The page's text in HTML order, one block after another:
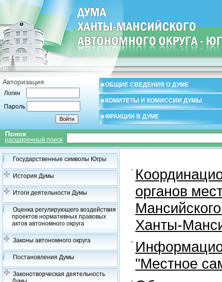
Авторизация
Логин
Пароль
ОБЩИЕ СВЕДЕНИЯ О ДУМЕ
КОМИТЕТЫ И КОМИССИИ ДУМЫ
ФРАКЦИИ В ДУМЕ
Поиск
расширенный поиск
Государственные символы Югры
История Думы
Итоги деятельности Думы
Оценка регулирующего воздействия
проектов нормативных правовых
актов автономного округа
Законы автономного округа
Постановления Думы
Законотворческая деятельность
органов
Ханты-
"Местное